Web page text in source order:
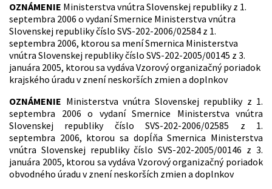
OZNÁMENIE Ministerstva vnútra Slovenskej republiky z 1.
septembra 2006 o vydaní Smernice Ministerstva vnútra
Slovenskej republiky číslo SVS-202-2006/02584 z 1.
septembra 2006, ktorou sa mení Smernica Ministerstva
vnútra Slovenskej republiky číslo SVS-202-2005/00145 z 3.
januára 2005, ktorou sa vydáva Vzorový organizačný poriadok
krajského úradu v znení neskorších zmien a doplnkov
OZNÁMENIE Ministerstva vnútra Slovenskej republiky z 1.
septembra 2006 o vydaní Smernice Ministerstva vnútra
Slovenskej republiky číslo SVS-202-2006/02585 z 1.
septembra 2006, ktorou sa dopĺňa Smernica Ministerstva
vnútra Slovenskej republiky číslo SVS-202-2005/00146 z 3.
januára 2005, ktorou sa vydáva Vzorový organizačný poriadok
obvodného úradu v znení neskorších zmien a doplnkov